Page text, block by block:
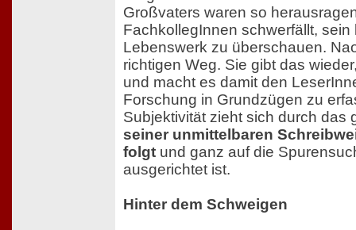
Großvaters waren so
FachkollegInnen schwerfällt, sein
Lebenswerk zu überschauen.
richtigen Weg. Sie gibt das
und macht es damit den
Forschung in Grundzügen zu
Subjektivität zieht sich durch das
seiner unmittelbaren
folgt und ganz auf die
ausgerichtet ist.
Hinter dem Schweigen